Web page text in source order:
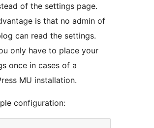
of the settings page.
is that no admin of
can read the settings.
only have to place your
once in cases of a
MU installation.
configuration: